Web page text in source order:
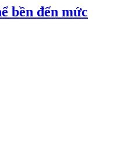
bền đến mức